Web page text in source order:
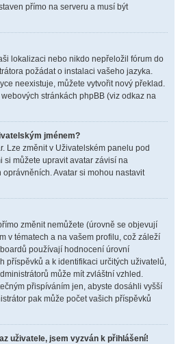
přímo na serveru a musí být
lokalizaci nebo nikdo nepřeložil fórum do
požádat o instalaci vašeho jazyka.
neexistuje, můžete vytvořit nový překlad.
stránkách phpBB (viz odkaz na
jménem?
Lze změnit v Uživatelském panelu pod
si můžete upravit avatar závisí na
Avatar si mohou nastavit
změnit nemůžete (úrovně se objevují
v tématech a na vašem profilu, což záleží
používají hodnocení úrovní
příspěvků a k identifikaci určitých uživatelů,
může mít zvláštní vzhled.
přispíváním jen, abyste dosáhli vyšší
pak může počet vašich příspěvků
uživatele, jsem vyzván k přihlášení!